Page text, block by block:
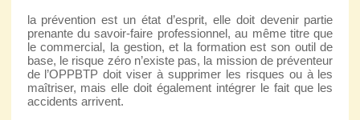
la prévention est un état d’esprit, elle doit devenir partie
prenante du savoir-faire professionnel, au même titre que
le commercial, la gestion, et la formation est son outil de
base, le risque zéro n’existe pas, la mission de préventeur
de l’OPPBTP doit viser à supprimer les risques ou à les
maîtriser, mais elle doit également intégrer le fait que les
accidents arrivent.